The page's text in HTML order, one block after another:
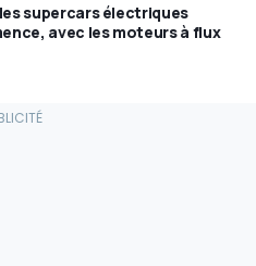
supercars électriques
avec les moteurs à flux